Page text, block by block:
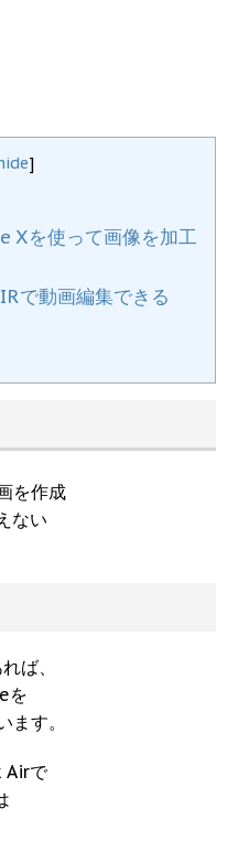
]
Xを使って画像を加工
で動画編集できる
を作成
ない
ば、
を
す。
Airで